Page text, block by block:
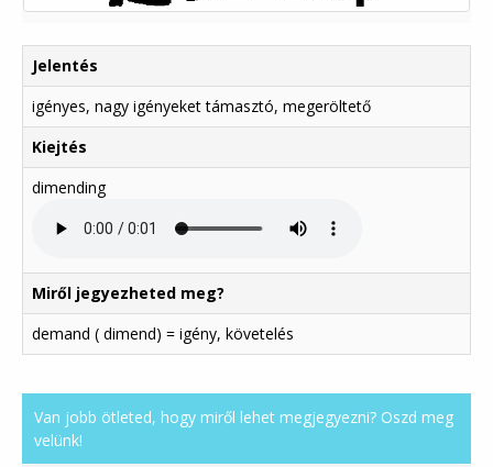
Jelentés
igényes, nagy igényeket támasztó, megeröltető
Kiejtés
dimending
Miről jegyezheted meg?
demand ( dimend) = igény, követelés
Van jobb ötleted, hogy miről lehet megjegyezni? Oszd meg
velünk!